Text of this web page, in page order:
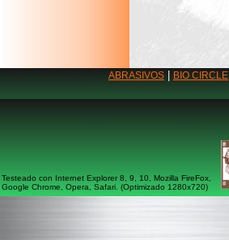
ABRASIVOS BIO CIRCLE
Testeado con Internet Explorer 8, 9, 10, Mozilla FireFox,
Google Chrome, Opera, Safari. (Optimizado 1280x720)